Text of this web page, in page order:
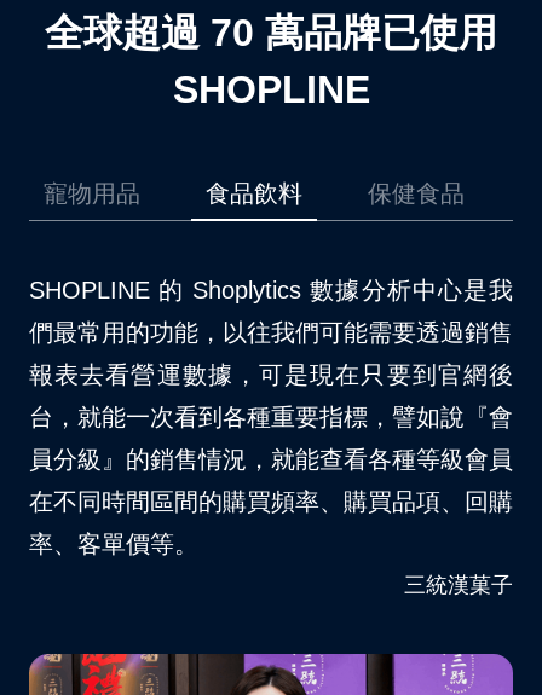
全球超過 70 萬品牌已使用
SHOPLINE
食品飲料 保健食品 美妝保養
我們原先是採用其他的第三方金流，在使用上
時常碰到一些問題，後來因為開通了
SHOPLINE Payments 以後，對於消費者結
帳等方面確實更順暢許多。自從我們品牌導入
SHOPLINE Payments 以後，大約節省了 10
– 15% 的人力資源消耗。